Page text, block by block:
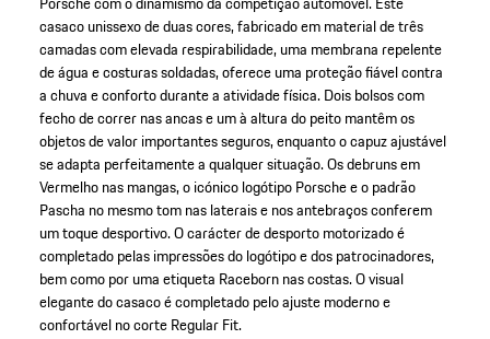
casaco unissexo de duas cores, fabricado em material de três
camadas com elevada respirabilidade, uma membrana repelente
de água e costuras soldadas, oferece uma proteção fiável contra
a chuva e conforto durante a atividade física. Dois bolsos com
fecho de correr nas ancas e um à altura do peito mantêm os
objetos de valor importantes seguros, enquanto o capuz ajustável
se adapta perfeitamente a qualquer situação. Os debruns em
Vermelho nas mangas, o icónico logótipo Porsche e o padrão
Pascha no mesmo tom nas laterais e nos antebraços conferem
um toque desportivo. O carácter de desporto motorizado é
completado pelas impressões do logótipo e dos patrocinadores,
bem como por uma etiqueta Raceborn nas costas. O visual
elegante do casaco é completado pelo ajuste moderno e
confortável no corte Regular Fit.